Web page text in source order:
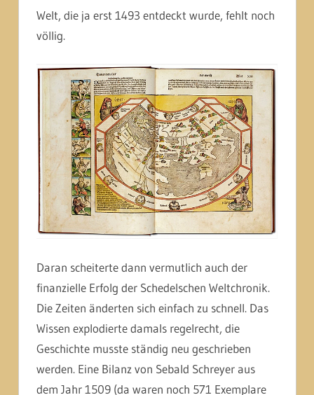
Welt, die ja erst 1493 entdeckt wurde, fehlt noch
völlig.
Daran scheiterte dann vermutlich auch der
finanzielle Erfolg der Schedelschen Weltchronik.
Die Zeiten änderten sich einfach zu schnell. Das
Wissen explodierte damals regelrecht, die
Geschichte musste ständig neu geschrieben
werden. Eine Bilanz von Sebald Schreyer aus
dem Jahr 1509 (da waren noch 571 Exemplare